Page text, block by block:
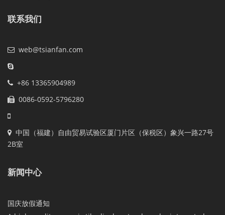
联系我们
web@tsianfan.com
+86 13365904989
0086-0592-5796280
中国（福建）自由贸易试验区厦门片区（保税区）象兴一路27号
2B室
新闻中心
国庆放假通知